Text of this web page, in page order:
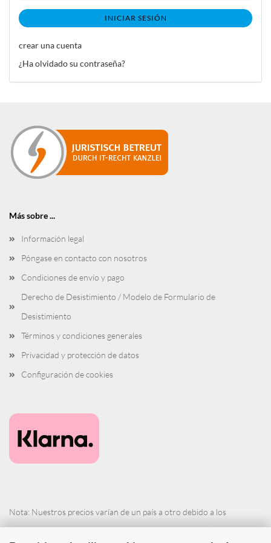
INICIAR SESIÓN
crear una cuenta
¿Ha olvidado su contraseña?
Más sobre ...
Información legal
Póngase en contacto con nosotros
Condiciones de envío y pago
Derecho de Desistimiento / Modelo de Formulario de
Desistimiento
Términos y condiciones generales
Privacidad y protección de datos
Configuración de cookies
Nota: Nuestros precios varían de un país a otro debido a los